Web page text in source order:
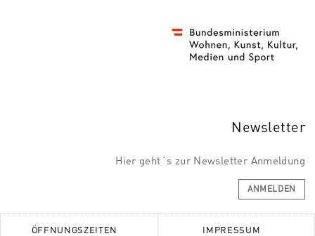
Newsletter
Hier geht´s zur Newsletter Anmeldung
ANMELDEN
ÖFFNUNGSZEITEN IMPRESSUM